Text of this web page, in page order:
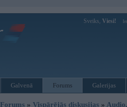
Sveiks, Viesi!
Galvenā Forums Galerijas
Forums » Vispārējās diskusijas »